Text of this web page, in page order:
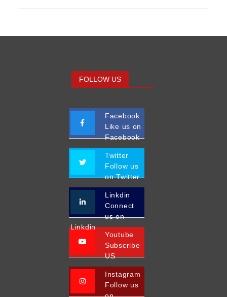
FOLLOW US
Facebook
Like us on
Facebook
Twitter
Follow us
on Twitter
Linkdin
Connect
us on
Linkdin
Youtube
Subscribe
US
Instagram
Follow us